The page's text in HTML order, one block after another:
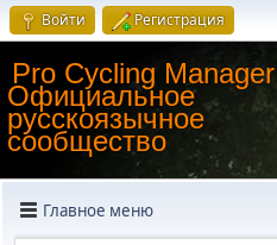
Войти Регистрация
Pro Cycling
Официальное
русскоязычное
сообщество
Главное меню